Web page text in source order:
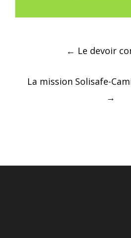
← Le devoir
La mission Solisafe-
→